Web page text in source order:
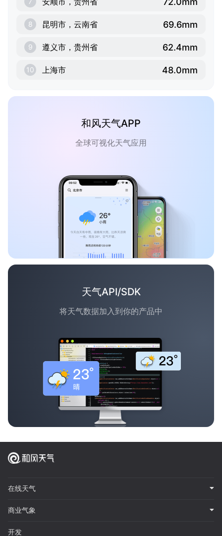
8 昆明市，云南省 69.6mm
9 遵义市，贵州省 62.4mm
10 上海市 48.0mm
和风天气APP
全球可视化天气应用
天气API/SDK
将天气数据加入到你的产品中
在线天气
商业气象
开发